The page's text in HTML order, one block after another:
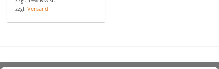
zzgl.Versand